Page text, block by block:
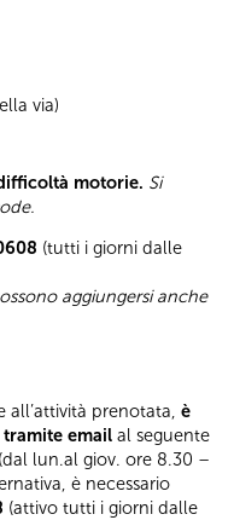
via)
motorie. Si
(tutti i giorni dalle
aggiungersi anche
all’attività prenotata, è
email al seguente
(dal lun.al giov. ore 8.30 –
è necessario
(attivo tutti i giorni dalle